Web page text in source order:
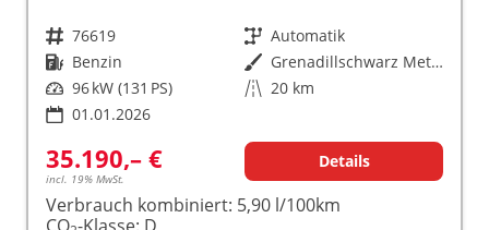
Fahrzeugnr. 76619 Getriebe Automatik
Kraftstoff Benzin Außenfarbe
Grenadillschwarz Metallic (0E)
Leistung 96 kW (131 PS) Kilometerstand 20 km
01.01.2026
35.190,– €
incl. 19% MwSt.
Details
Verbrauch kombiniert: 5,90 l/100km
CO -Klasse: D